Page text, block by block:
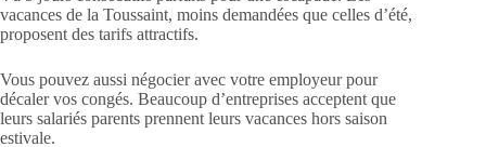
vacances de la Toussaint, moins demandées que celles d’été,
proposent des tarifs attractifs.
Vous pouvez aussi négocier avec votre employeur pour
décaler vos congés. Beaucoup d’entreprises acceptent que
leurs salariés parents prennent leurs vacances hors saison
estivale.